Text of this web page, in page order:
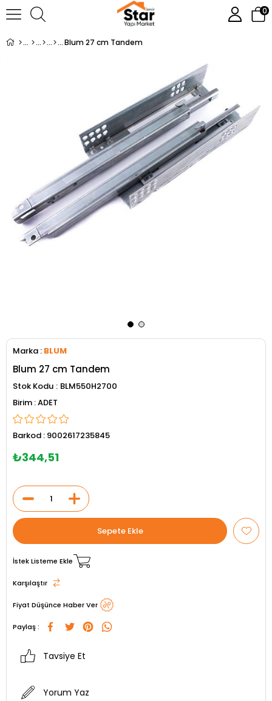
0
Blum 27 cm Tandem
Marka : BLUM
Blum 27 cm Tandem
Stok Kodu
BLM550H2700
ADET
Barkod : 9002617235845
₺344,51
İstek Listeme Ekle
Karşılaştır
Fiyat Düşünce Haber Ver
Paylaş :
Tavsiye Et
Yorum Yaz